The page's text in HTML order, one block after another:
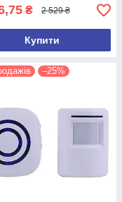
₴ 2 529 ₴
Купити
–25%